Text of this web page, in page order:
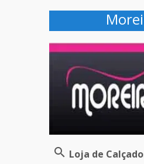
Loja de